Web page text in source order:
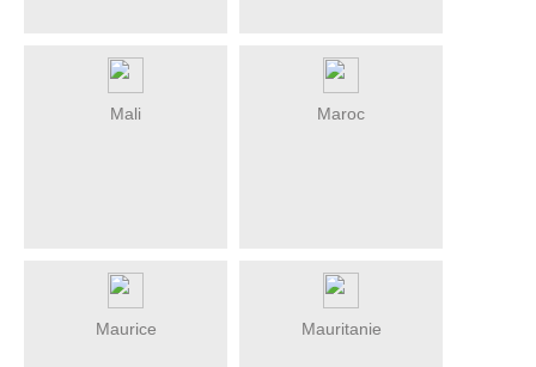
Mali Maroc
Maurice Mauritanie